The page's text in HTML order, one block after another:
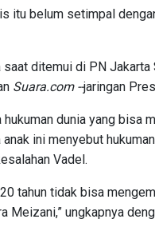
itu belum setimpal
saat ditemui di PN
Suara.com --jaringan
dunia yang bisa
ini menyebut
Vadel.
20 tahun tidak bisa
Meizani,” ungkapnya